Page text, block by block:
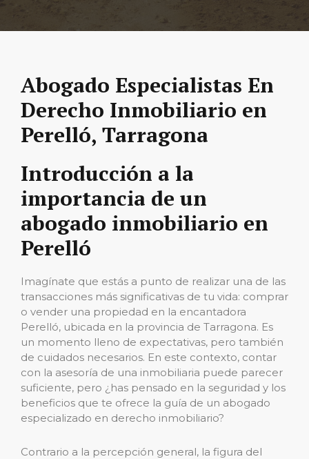
Abogado Especialistas En
Derecho Inmobiliario en
Perelló, Tarragona
Introducción a la
importancia de un
abogado inmobiliario en
Perelló
Imagínate que estás a punto de realizar una de las
transacciones más significativas de tu vida: comprar
o vender una propiedad en la encantadora
Perelló, ubicada en la provincia de Tarragona. Es
un momento lleno de expectativas, pero también
de cuidados necesarios. En este contexto, contar
con la asesoría de una inmobiliaria puede parecer
suficiente, pero ¿has pensado en la seguridad y los
beneficios que te ofrece la guía de un abogado
especializado en derecho inmobiliario?
Contrario a la percepción general, la figura del